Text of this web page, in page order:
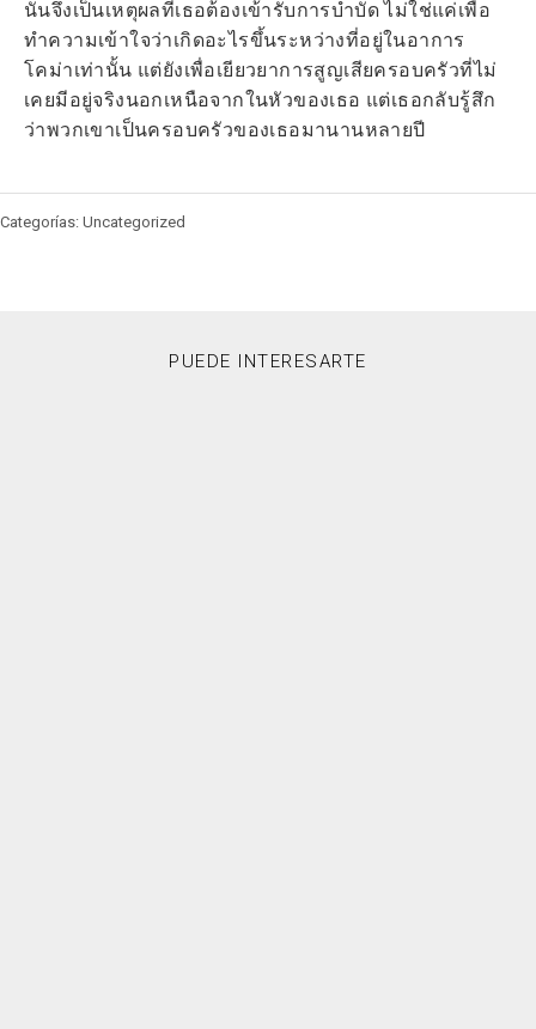
นั่นจึงเป็นเหตุผลที่เธอต้องเข้ารับการบำบัด ไม่ใช่แค่เพื่อ
ทำความเข้าใจว่าเกิดอะไรขึ้นระหว่างที่อยู่ในอาการ
โคม่าเท่านั้น แต่ยังเพื่อเยียวยาการสูญเสียครอบครัวที่ไม่
เคยมีอยู่จริงนอกเหนือจากในหัวของเธอ แต่เธอกลับรู้สึก
ว่าพวกเขาเป็นครอบครัวของเธอมานานหลายปี
Categorías: Uncategorized
PUEDE INTERESARTE